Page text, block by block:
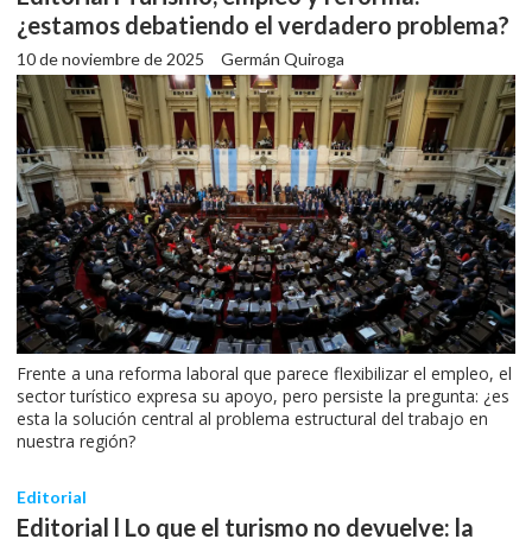
¿estamos debatiendo el verdadero problema?
Germán Quiroga
10 de noviembre de 2025
Frente a una reforma laboral que parece flexibilizar el empleo, el
sector turístico expresa su apoyo, pero persiste la pregunta: ¿es
esta la solución central al problema estructural del trabajo en
nuestra región?
Editorial l Lo que el turismo no devuelve: la
Editorial